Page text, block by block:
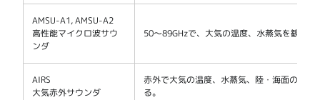
AMSU-A1, AMSU-A2
高性能マイクロ波サウ
ンダ
50～89GHzで、大気の温度、水蒸気を観測す
AIRS
大気赤外サウンダ
赤外で大気の温度、水蒸気、陸・海面の温度
る。